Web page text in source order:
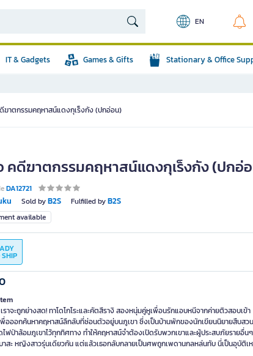
EN
IT & Gadgets Games & Gifts Stationary & Office
ฆาตกรรมคฤหาสน์แดงกุเร็งกัง (ปกอ่อน)
คดีฆาตกรรมคฤหาสน์แดงกุเร็งกัง (ปกอ่
DA12721
Sold byB2S Fulfilled byB2S
available
ราจะถูกย่างสด! ทาโดโกโระและคัตสึรางิ สองหนุ่มคู่หูเพื่อนรักแอบหนีจากค่ายติวสอบเข้า
พื่อออกค้นหาคฤหาสน์ลึกลับที่ซ่อนตัวอยู่บนภูเขา ซึ่งเป็นบ้านพักของนักเขียนนิยายสืบสว
ดไฟป่าล้อมภูเขาไว้ทุกทิศทาง ทำให้คฤหาสน์จำต้องเปิดรับพวกเขาและผู้ประสบภัยรายอื่น
สะ หญิงสาวรุ่นเดียวกัน แต่แล้วเธอกลับกลายเป็นศพถูกเพดานกลหล่นทับ นี่เป็นอุบัติเ